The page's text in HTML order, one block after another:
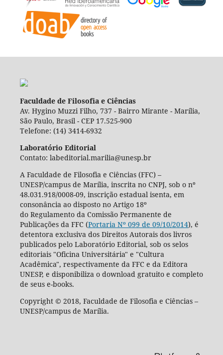
Faculdade de Filosofia e Ciências
Av. Hygino Muzzi Filho, 737 - Bairro Mirante - Marília,
São Paulo, Brasil - CEP 17.525-900
Telefone: (14) 3414-6932
Laboratório Editorial
Contato: labeditorial.marilia@unesp.br
A Faculdade de Filosofia e Ciências (FFC) –
UNESP/campus de Marília, inscrita no CNPJ, sob o nº
48.031.918/0008-09, inscrição estadual isenta, em
consonância ao disposto no Artigo 18º
do Regulamento da Comissão Permanente de
Publicações da FFC (Portaria Nº 099 de 09/10/2014), é
detentora exclusiva dos Direitos Autorais dos livros
publicados pelo Laboratório Editorial, sob os selos
editoriais "Oficina Universitária" e "Cultura
Acadêmica", respectivamente da FFC e da Editora
UNESP, e disponibiliza o download gratuito e completo
de seus e-books.
Copyright © 2018, Faculdade de Filosofia e Ciências –
UNESP/campus de Marília.